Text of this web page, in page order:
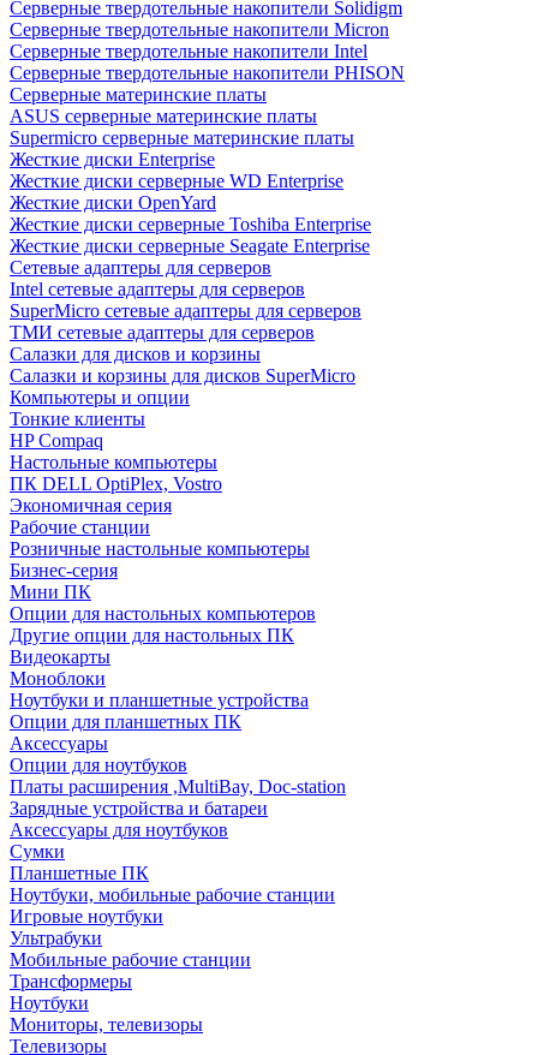
Cерверные твердотельные накопители Solidigm
Cерверные твердотельные накопители Micron
Cерверные твердотельные накопители Intel
Cерверные твердотельные накопители PHISON
Серверные материнские платы
ASUS серверные материнские платы
Supermicro серверные материнские платы
Жесткие диски Enterprise
Жесткие диски серверные WD Enterprise
Жесткие диски OpenYard
Жесткие диски серверные Toshiba Enterprise
Жесткие диски серверные Seagate Enterprise
Сетевые адаптеры для серверов
Intel сетевые адаптеры для серверов
SuperMicro сетевые адаптеры для серверов
ТМИ сетевые адаптеры для серверов
Салазки для дисков и корзины
Салазки и корзины для дисков SuperMicro
Компьютеры и опции
Тонкие клиенты
HP Compaq
Настольные компьютеры
ПК DELL OptiPlex, Vostro
Экономичная серия
Рабочие станции
Розничные настольные компьютеры
Бизнес-серия
Мини ПК
Опции для настольных компьютеров
Другие опции для настольных ПК
Видеокарты
Моноблоки
Ноутбуки и планшетные устройства
Опции для планшетных ПК
Аксессуары
Опции для ноутбуков
Платы расширения ,MultiBay, Doc-station
Зарядные устройства и батареи
Аксессуары для ноутбуков
Сумки
Планшетные ПК
Ноутбуки, мобильные рабочие станции
Игровые ноутбуки
Ультрабуки
Мобильные рабочие станции
Трансформеры
Ноутбуки
Мониторы, телевизоры
Телевизоры